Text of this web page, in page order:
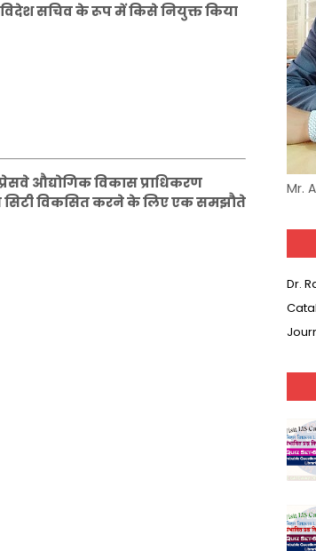
सचिव के रूप में किसे नियुक्त किया
औद्योगिक विकास प्राधिकरण
सिटी विकसित करने के लिए एक समझौते
Mr.
Dr.